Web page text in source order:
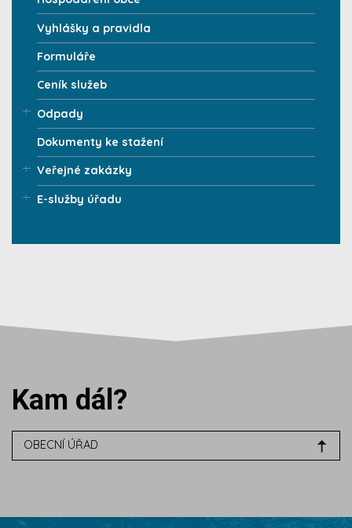
Vyhlášky a pravidla
Formuláře
Ceník služeb
Odpady
Dokumenty ke stažení
Veřejné zakázky
E-služby úřadu
Kam dál?
OBECNÍ ÚŘAD